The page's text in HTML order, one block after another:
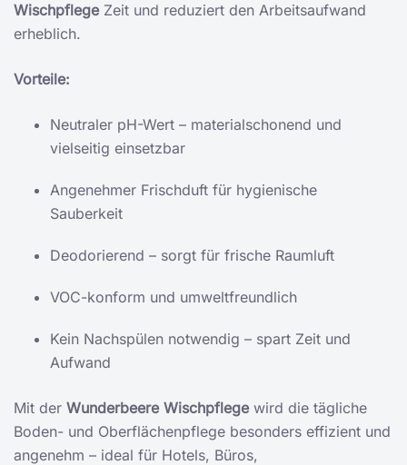
WischpflegeZeit und reduziert den Arbeitsaufwand
erheblich.
Vorteile:
Neutraler pH-Wert – materialschonend und
vielseitig einsetzbar
Angenehmer Frischduft für hygienische
Sauberkeit
Deodorierend – sorgt für frische Raumluft
VOC-konform und umweltfreundlich
Kein Nachspülen notwendig – spart Zeit und
Aufwand
Mit der Wunderbeere Wischpflegewird die tägliche
Boden- und Oberflächenpflege besonders effizient und
angenehm – ideal für Hotels, Büros,